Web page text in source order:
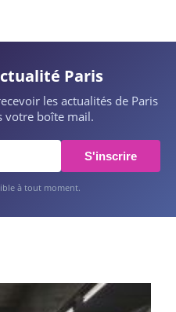
Paris
les actualités de Paris
votre boîte mail.
S'inscrire
à tout moment.